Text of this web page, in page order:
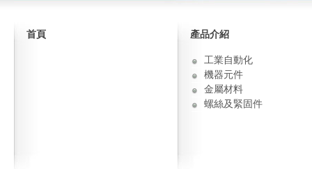
首頁 產品介紹
工業自動化
機器元件
金屬材料
螺絲及緊固件